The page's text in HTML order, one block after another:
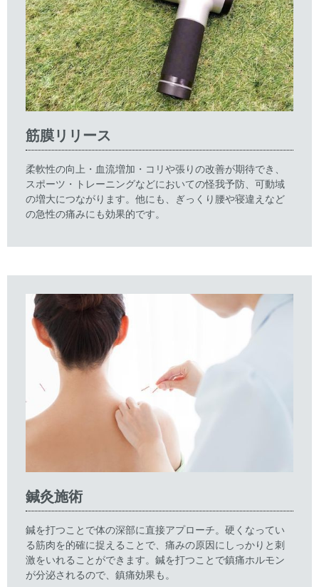
筋膜リリース
柔軟性の向上・血流増加・コリや張りの改善が期待でき、
スポーツ・トレーニングなどにおいての怪我予防、可動域
の増大につながります。他にも、ぎっくり腰や寝違えなど
の急性の痛みにも効果的です。
鍼灸施術
鍼を打つことで体の深部に直接アプローチ。硬くなってい
る筋肉を的確に捉えることで、痛みの原因にしっかりと刺
激をいれることができます。鍼を打つことで鎮痛ホルモン
が分泌されるので、鎮痛効果も。